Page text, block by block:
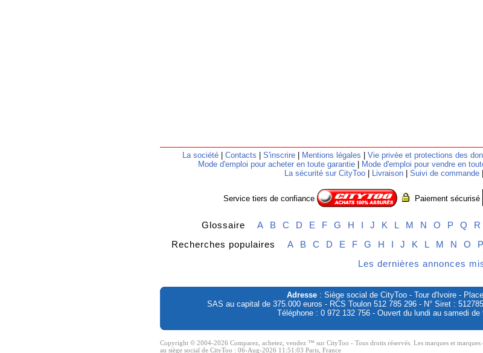
La société Contacts S'inscrire Mentions légales Vie privée et protections des
Mode d'emploi pour acheter en toute garantie
Mode d'emploi pour vendre en
La sécurité sur CityToo
Livraison Suivi de commande
Service tiers de confiance Paiement sécurisé
Glossaire A B C D E F G H I J K L M N O P Q R
Recherches populaires A B C D E F G H I J K L M N O P
Les dernières annonces
Adresse: Siège social de CityToo - Tour d'Ivoire -
SAS au capital de 375.000 euros - RCS Toulon 512 785 296 - N° Siret :
Téléphone : 0 972 132 756 - Ouvert du lundi au samedi
Copyright © 2004-2026 Comparez, achetez, vendez ™ sur CityToo - Tous droits réservés. Les marques et
au siège social de CityToo : 06-Aug-2026 11:51:03 Paris, France